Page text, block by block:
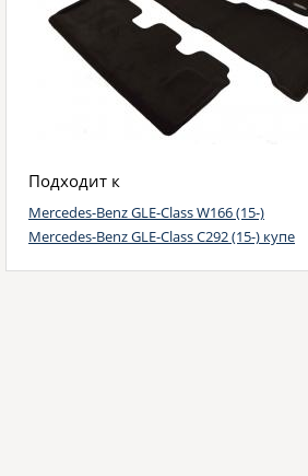
Подходит к
Mercedes-Benz GLE-Class W166 (15-)
Mercedes-Benz GLE-Class C292 (15-) купе